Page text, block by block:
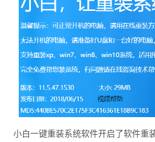
小白一键重装系统软件开启了软件重